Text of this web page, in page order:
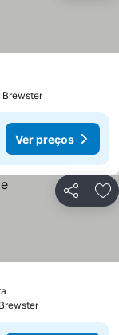
Brewster
Ver preços
Partilhar